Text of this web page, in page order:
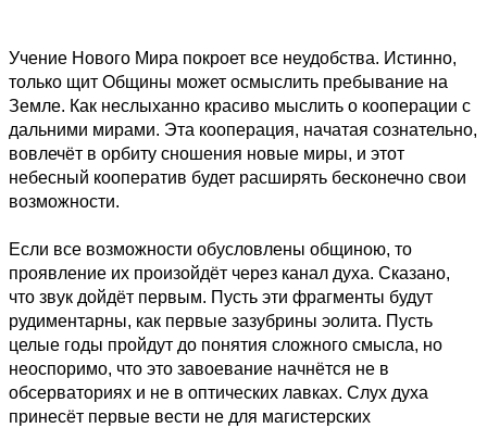
Учение Нового Мира покроет все неудобства. Истинно,
только щит Общины может осмыслить пребывание на
Земле. Как неслыханно красиво мыслить о кооперации с
дальними мирами. Эта кооперация, начатая сознательно,
вовлечёт в орбиту сношения новые миры, и этот
небесный кооператив будет расширять бесконечно свои
возможности.
Если все возможности обусловлены общиною, то
проявление их произойдёт через канал духа. Сказано,
что звук дойдёт первым. Пусть эти фрагменты будут
рудиментарны, как первые зазубрины эолита. Пусть
целые годы пройдут до понятия сложного смысла, но
неоспоримо, что это завоевание начнётся не в
обсерваториях и не в оптических лавках. Слух духа
принесёт первые вести не для магистерских